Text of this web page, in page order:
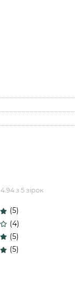
4.94 з 5 зірок
(5)
(4)
(5)
(5)